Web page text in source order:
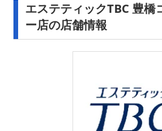
エステティックTBC 豊橋
ー店の店舗情報